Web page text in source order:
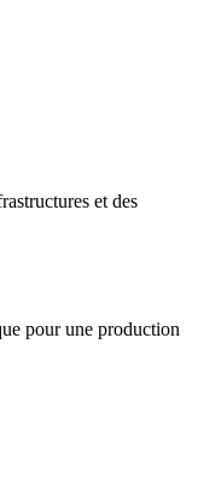
et des
pour une production